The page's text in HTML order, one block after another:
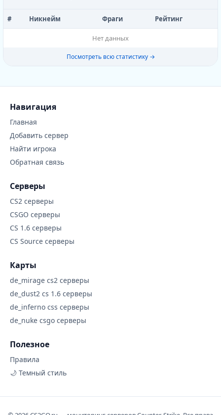
# Никнейм Фраги Рейтинг
Нет данных
Посмотреть всю статистику →
Навигация
Главная
Добавить сервер
Найти игрока
Обратная связь
Серверы
CS2 серверы
CSGO серверы
CS 1.6 серверы
CS Source серверы
Карты
de_mirage cs2 серверы
de_dust2 cs 1.6 серверы
de_inferno css серверы
de_nuke csgo серверы
Полезное
Правила
🌙 Темный стиль